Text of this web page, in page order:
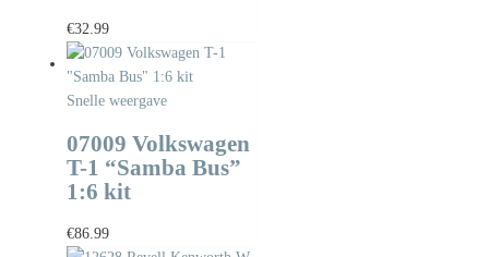
€32.99
Snelle weergave
07009 Volkswagen
T-1 “Samba Bus”
1:6 kit
€86.99